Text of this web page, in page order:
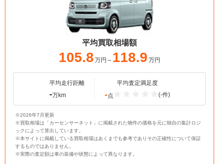
平均買取相場額
105.8 万円～ 118.9 万円
平均走行距離
-万km
平均査定満足度
-点 (-件)
※2026年7月更新
※買取相場は「カーセンサーネット」に掲載された物件の価格を元に独自の集計ロジ
ックによって算出しています。
※本サイトに掲載している買取相場はあくまでも参考でありその正確性について保証
するものではありません。
※実際の査定額は車の装備や状態によって異なります。